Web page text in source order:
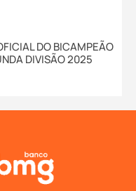
DO BICAMPEÃO
DIVISÃO 2025